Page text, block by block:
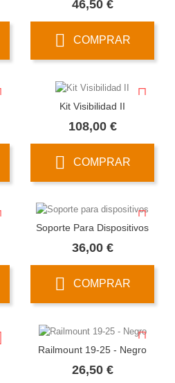
46,50 €Precio
COMPRAR
Kit Visibilidad II
108,00 €Precio
COMPRAR
Soporte Para Dispositivos
36,00 €Precio
COMPRAR
Railmount 19-25 - Negro
26,50 €Precio